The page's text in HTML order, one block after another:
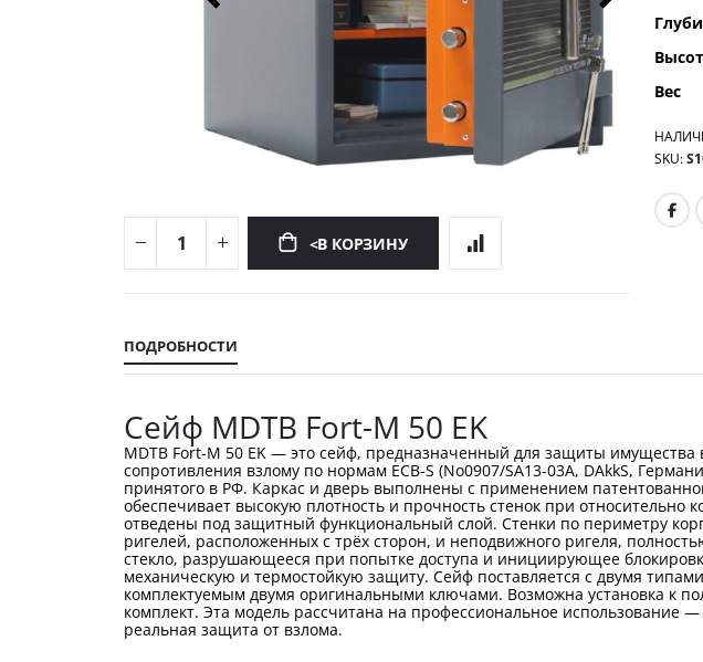
<В КОРЗИНУ
Перейти
началу
галереи
изображений
Вес
SKU
ПОДРОБНОСТИ
Сейф MDTB Fort-M 50 EK
MDTB Fort-M 50 EK — это сейф, предназначенный для защиты
сопротивления взлому по нормам ECB-S (No0907/SA13-03А, DAkkS,
принятого в РФ. Каркас и дверь выполнены с применением
обеспечивает высокую плотность и прочность стенок при
отведены под защитный функциональный слой. Стенки по периметру
ригелей, расположенных с трёх сторон, и неподвижного ригеля,
стекло, разрушающееся при попытке доступа и инициирующее
механическую и термостойкую защиту. Сейф поставляется с двумя
комплектуемым двумя оригинальными ключами. Возможна установка к
комплект. Эта модель рассчитана на профессиональное использование
реальная защита от взлома.